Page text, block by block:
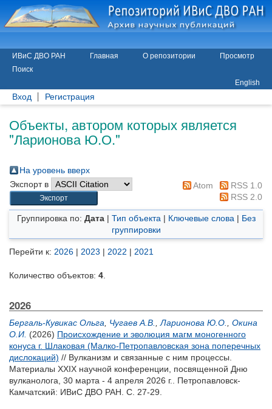
ИВиС ДВО РАН Главная О репозитории
Просмотр
Поиск
English
Вход Регистрация
Объекты, автором которых является
"Ларионова Ю.О."
На уровень вверх
Экспорт в
Atom
RSS 1.0
RSS 2.0
Группировка по: Дата| Тип объекта | Ключевые слова | Без
группировки
Перейти к: 2026 | 2023 | 2022 | 2021
Количество объектов: 4
2026
Бергаль-Кувикас Ольга Чугаев А.В. Ларионова Ю.О.
Окина
О.И. (2026) Происхождение и эволюция магм моногенного
конуса г. Шлаковая (Малко-Петропавловская зона поперечных
дислокаций) // Вулканизм и связанные с ним процессы.
Материалы XXIX научной конференции, посвященной Дню
вулканолога, 30 марта - 4 апреля 2026 г.. Петропавловск-
Камчатский: ИВиС ДВО РАН. С. 27-29.